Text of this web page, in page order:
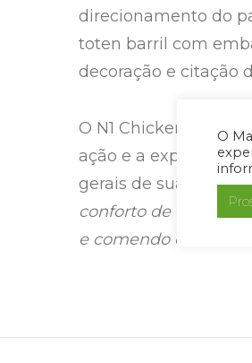
O
direcionamento do
toten barril com
decoração e citação
O N1 Chicken está
ação e a expectativa
gerais de suas
conforto de casa é
e comendo o melhor